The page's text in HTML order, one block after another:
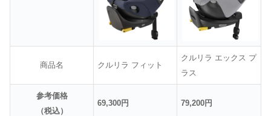
商品名 クルリラ フィット
クルリラ エックス プ
ラス
参考価格
（税込）
69,300円 79,200円